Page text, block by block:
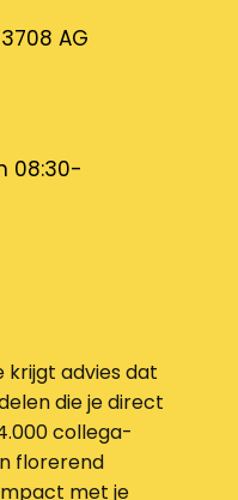
AG
08:30-
krijgt advies dat
die je direct
collega-
florerend
met je